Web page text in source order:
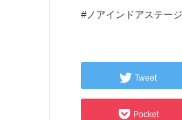
#ノアインドアステー
Tweet
Pocket